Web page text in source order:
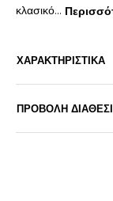
κλασικό...
ΧΑΡΑΚΤΗΡΙΣΤΙΚΑ
ΠΡΟΒΟΛΗ